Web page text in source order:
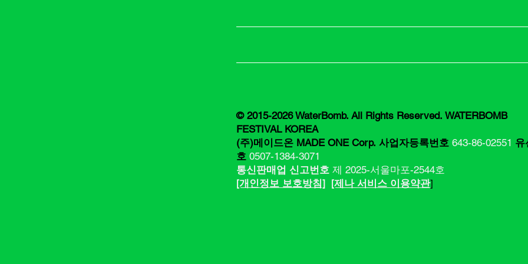
© 2015-2026 WaterBomb. All Rights Reserved. WATERBOMB
FESTIVAL KOREA
(주)메이드온 MADE ONE Corp. 사업자등록번호 643-86-02551 유
호0507-1384-3071
통신판매업 신고번호 제 2025-서울마포-2544호
[​​개인정보 보호방침] [제나 서비스 이용약관]